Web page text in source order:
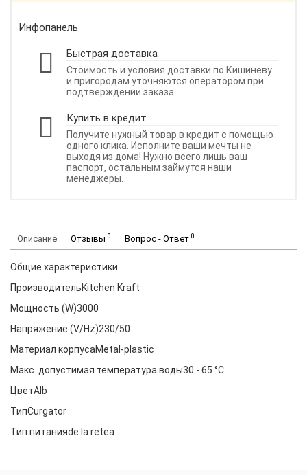
Инфопанель
Быстрая доставка
Стоимость и условия доставки по Кишиневу
и пригородам уточняются оператором при
подтверждении заказа.
Купить в кредит
Получите нужный товар в кредит с помощью
одного клика. Исполните ваши мечты не
выходя из дома! Нужно всего лишь ваш
паспорт, остальным займутся наши
менеджеры.
Описание Отзывы 0 Вопрос - Ответ 0
Общие характеристики
ПроизводительKitchen Kraft
Мощность (W)3000
Напряжение (V/Hz)230/50
Материал корпусаMetal-plastic
Макс. допустимая температура воды30 - 65 °С
ЦветAlb
ТипCurgator
Тип питанияde la retea